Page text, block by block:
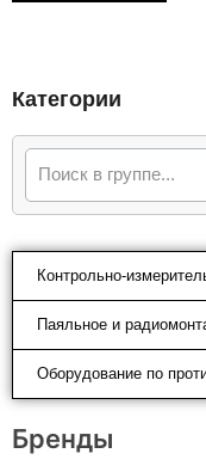
Категории
Контрольно-
Паяльное и
Оборудование по
Бренды